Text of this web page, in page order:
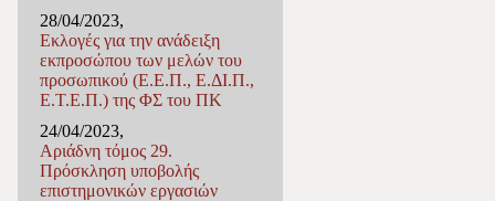
28/04/2023,
Εκλογές για την ανάδειξη
εκπροσώπου των μελών του
προσωπικού (Ε.Ε.Π., Ε.ΔΙ.Π.,
Ε.Τ.Ε.Π.) της ΦΣ του ΠΚ
24/04/2023,
Αριάδνη τόμος 29.
Πρόσκληση υποβολής
επιστημονικών εργασιών